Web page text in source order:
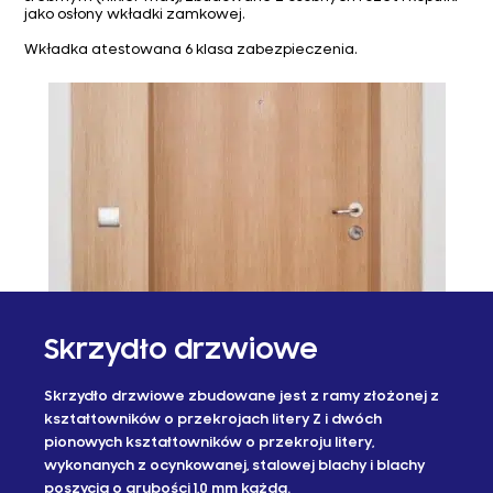
Skrzydło drzwiowe
Skrzydło drzwiowe zbudowane jest z ramy złożonej z
kształtowników o przekrojach litery Z i dwóch
pionowych kształtowników o przekroju litery,
wykonanych z ocynkowanej, stalowej blachy i blachy
poszycia o grubości 1,0 mm każda.
jako osłony wkładki zamkowej.
Wkładka atestowana 6 klasa zabezpieczenia.